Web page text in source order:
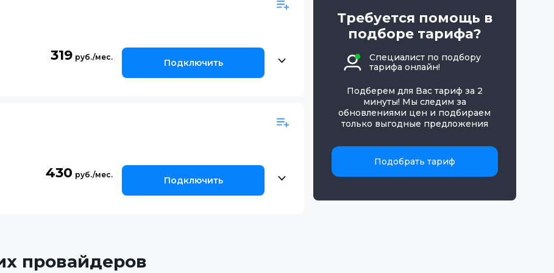
319 Подключить
430 Подключить
Требуется помощь в
подборе тарифа?
Специалист по подбору
тарифа онлайн!
Подберем для Вас тариф за 2
минуты! Мы следим за
обновлениями цен и подбираем
только выгодные предложения
Подобрать тариф
провайдеров